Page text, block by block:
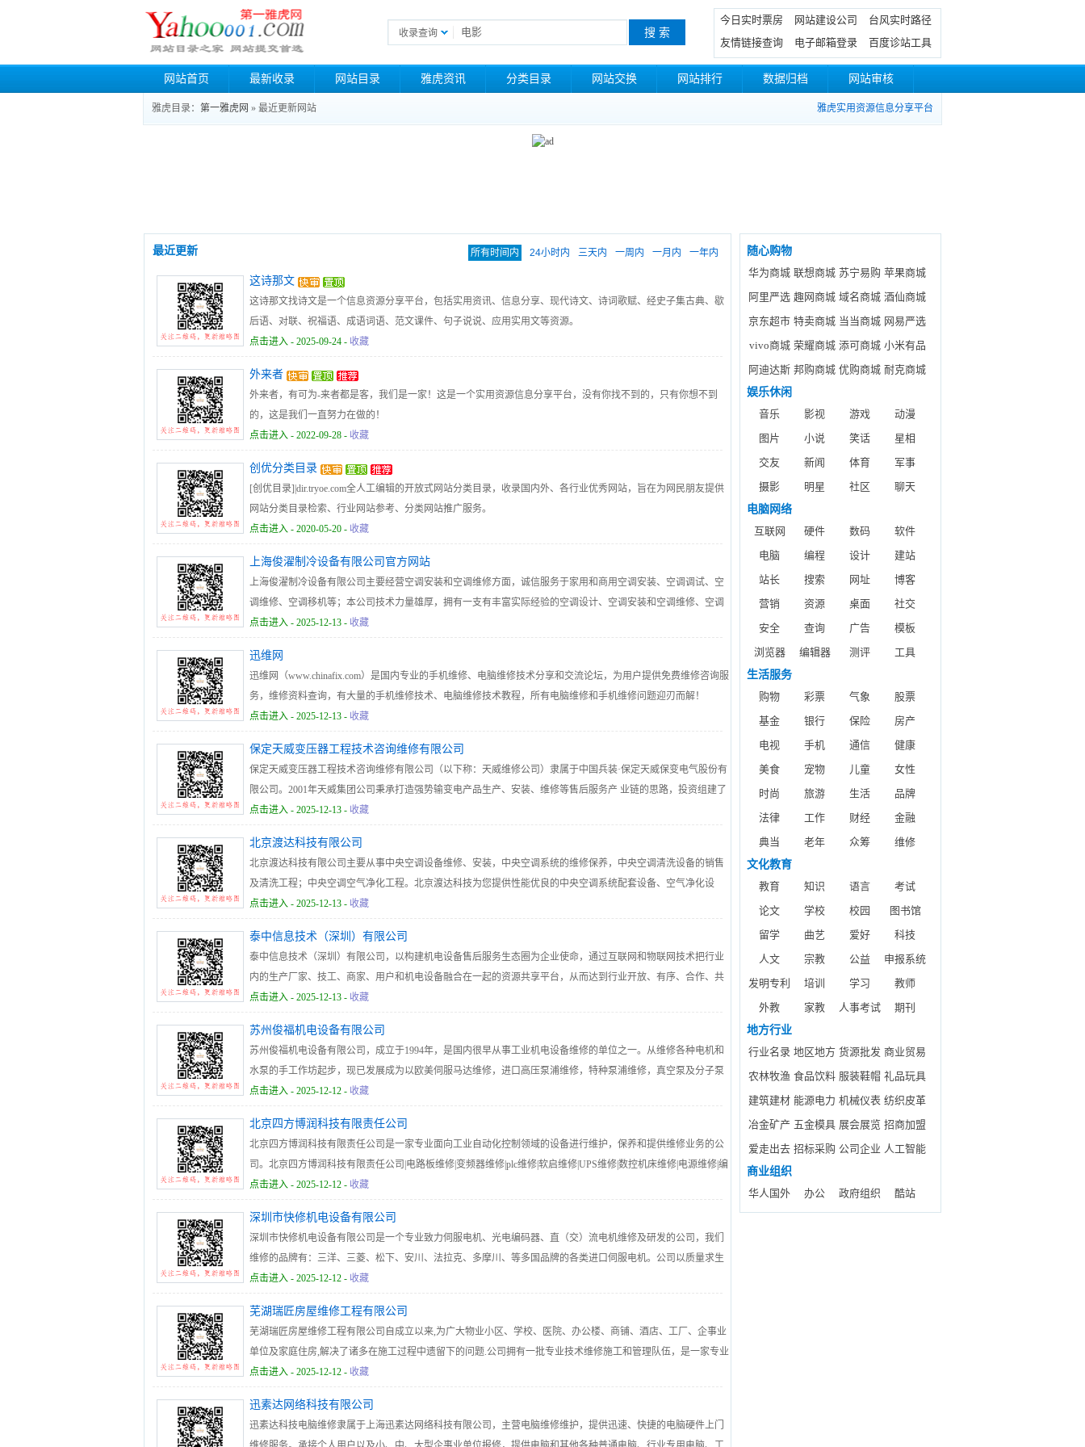
收录查询
今日实时票房 网站建设公司
台风实时路径
友情链接查询
电子邮箱登录 百度诊站工具
网站首页 最新收录 网站目录 雅虎资讯 分类目录 网站交换 网站排行 数据归档 网站审核
雅虎目录： 第一雅虎网 » 最近更新网站 雅虎实用资源信息分享平台
所有时间内 24小时内 三天内 一周内 一月内 一年内
最近更新
这诗那文
这诗那文找诗文是一个信息资源分享平台，包括实用资讯、信息分享、现代诗文、诗词歌赋、经史子集古典、歇
后语、对联、祝福语、成语词语、范文课件、句子说说、应用实用文等资源。
点击进入 - 2025-09-24 - 收藏
外来者
外来者，有可为-来者都是客，我们是一家！这是一个实用资源信息分享平台，没有你找不到的，只有你想不到
的，这是我们一直努力在做的！
点击进入 - 2022-09-28 - 收藏
创优分类目录
[创优目录]|dir.tryoe.com全人工编辑的开放式网站分类目录，收录国内外、各行业优秀网站，旨在为网民朋友提供
网站分类目录检索、行业网站参考、分类网站推广服务。
点击进入 - 2020-05-20 - 收藏
上海俊濯制冷设备有限公司官方网站
上海俊濯制冷设备有限公司主要经营空调安装和空调维修方面，诚信服务于家用和商用空调安装、空调调试、空
调维修、空调移机等；本公司技术力量雄厚，拥有一支有丰富实际经验的空调设计、空调安装和空调维修、空调
保养的服务队伍，所有工作人员至少有从事本行业多年以上的工作经营。拥有多年家用和商用空调专业安装，维
的性能、维护与管理，具有优良的专业技能和服务意识；并且接受过专业课程的培训，确保了每项服务质量，即
赢得了广大客户的信赖。
点击进入 - 2025-12-13 - 收藏
迅维网
迅维网（www.chinafix.com）是国内专业的手机维修、电脑维修技术分享和交流论坛，为用户提供免费维修咨询服
务，维修资料查询，有大量的手机维修技术、电脑维修技术教程，所有电脑维修和手机维修问题迎刃而解！
点击进入 - 2025-12-13 - 收藏
保定天威变压器工程技术咨询维修有限公司
保定天威变压器工程技术咨询维修有限公司（以下称：天威维修公司）隶属于中国兵装·保定天威保变电气股份有
限公司。2001年天威集团公司秉承打造强势输变电产品生产、安装、维修等售后服务产 业链的思路，投资组建了
天威维修公司。本公司以高级工程师及高级技师为中坚力量，依托国家级天威集团技术中心和天威保变、天威保
司已取得北京“中联认证中心”对GB/T19001-2000、GB/T24001-2004、GB/T28001-2001质量、环境、职业健康安全
管理体系认证；取得国家电监会颁发的《承装（修、试）电力设备许可证》一级承修类资质；取得中核核电运行
管理有限公司（秦山一厂、二厂、三厂）、大亚湾核电运营管理公司、江苏核电公司等变压器技术咨询、维修专
业的“合格供应商”资格。
点击进入 - 2025-12-13 - 收藏
北京渡达科技有限公司
北京渡达科技有限公司主要从事中央空调设备维修、安装，中央空调系统的维修保养，中央空调清洗设备的销售
及清洗工程；中央空调空气净化工程。北京渡达科技为您提供性能优良的中央空调系统配套设备、空气净化设
备、清洗设备以及全面优质的中央空调安装、维保、清洗、维修等服务。
点击进入 - 2025-12-13 - 收藏
泰中信息技术（深圳）有限公司
泰中信息技术（深圳）有限公司，以构建机电设备售后服务生态圈为企业使命，通过互联网和物联网技术把行业
内的生产厂家、技工、商家、用户和机电设备融合在一起的资源共享平台，从而达到行业开放、有序、合作、共
赢的原则，提高办事效率，实现整个生态圈的和谐发展。
点击进入 - 2025-12-13 - 收藏
苏州俊福机电设备有限公司
苏州俊福机电设备有限公司，成立于1994年，是国内很早从事工业机电设备维修的单位之一。从维修各种电机和
水泵的手工作坊起步，现已发展成为以欧美伺服马达维修，进口高压泵浦维修，特种泵浦维修，真空泵及分子泵
维修，电主轴维修，冰水机工业制冷维修，工业机器人维修，工控电路板维修、变频器和编码器维修，工控触摸
点击进入 - 2025-12-12 - 收藏
北京四方博润科技有限责任公司
北京四方博润科技有限责任公司是一家专业面向工业自动化控制领域的设备进行维护，保养和提供维修业务的公
司。北京四方博润科技有限责任公司|电路板维修|变频器维修|plc维修|软启维修|UPS维修|数控机床维修|电源维修|编
码器维修|仪器仪表维修|工业自动化控制设备维修
点击进入 - 2025-12-12 - 收藏
深圳市快修机电设备有限公司
深圳市快修机电设备有限公司是一个专业致力伺服电机、光电编码器、直（交）流电机维修及研发的公司，我们
维修的品牌有：三洋、三菱、松下、安川、法拉克、多摩川、等多国品牌的各类进口伺服电机。公司以质量求生
存、以信誉求发展，以完善的服务为宗旨，“比质量、比价格、比信誉、比品种、比服务”，为国内外众多客户降
点击进入 - 2025-12-12 - 收藏
芜湖瑞匠房屋维修工程有限公司
芜湖瑞匠房屋维修工程有限公司自成立以来,为广大物业小区、学校、医院、办公楼、商铺、酒店、工厂、企事业
单位及家庭住房,解决了诸多在施工过程中遗留下的问题.公司拥有一批专业技术维修施工和管理队伍，是一家专业
化很强的房屋维修公司.
点击进入 - 2025-12-12 - 收藏
迅素达网络科技有限公司
迅素达科技电脑维修隶属于上海迅素达网络科技有限公司，主营电脑维修维护，提供迅速、快捷的电脑硬件上门
随心购物
华为商城 联想商城 苏宁易购 苹果商城
阿里严选 趣网商城 域名商城 酒仙商城
京东超市 特卖商城 当当商城 网易严选
vivo商城 荣耀商城 添可商城 小米有品
阿迪达斯 邦购商城 优购商城 耐克商城
娱乐休闲
音乐
影视 游戏
动漫
图片
小说 笑话
星相
交友
新闻 体育
军事
摄影
明星 社区
聊天
电脑网络
互联网
硬件 数码
软件
电脑
编程 设计
建站
站长
搜索 网址
博客
营销
资源 桌面
社交
安全
查询 广告
模板
浏览器
编辑器 测评
工具
生活服务
购物
彩票 气象
股票
基金
银行 保险
房产
电视
手机 通信
健康
美食
宠物 儿童
女性
时尚
旅游 生活
品牌
法律
工作 财经
金融
典当
老年 众筹
维修
文化教育
教育
知识 语言
考试
论文
学校 校园
图书馆
留学
曲艺 爱好
科技
人文
宗教 公益
申报系统
发明专利
培训 学习
教师
外教
家教 人事考试
期刊
地方行业
行业名录 地区地方 货源批发 商业贸易
农林牧渔 食品饮料 服装鞋帽 礼品玩具
建筑建材 能源电力 机械仪表 纺织皮革
冶金矿产 五金模具 展会展览 招商加盟
爱走出去 招标采购 公司企业 人工智能
商业组织
华人国外
办公 政府组织 酷站